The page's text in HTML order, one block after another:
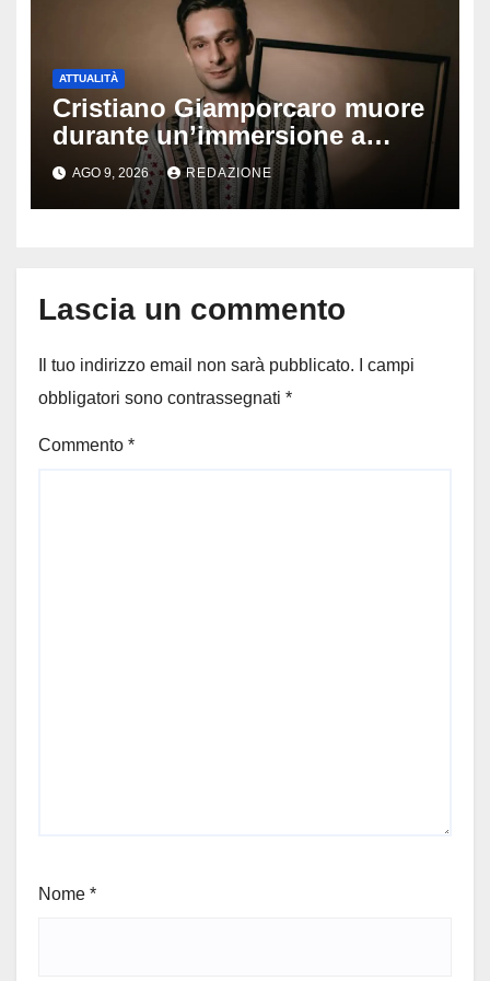
ATTUALITÀ
Cristiano Giamporcaro muore
durante un’immersione a
Lampedusa: aperta
un’inchiesta per omicidio
nautico, cosa emerge sulla
AGO 9, 2026 REDAZIONE
Lascia un commento
Il tuo indirizzo email non sarà pubblicato.
I campi
obbligatori sono contrassegnati *
Commento *
Nome *